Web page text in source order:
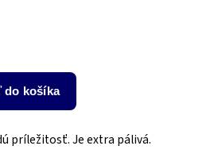
do košíka
príležitosť. Je extra pálivá.